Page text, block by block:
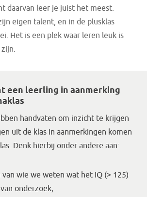
daarvan leer je juist het meest.
eigen talent, en in de plusklas
Het is een plek waar leren leuk is
een leerling in aanmerking
handvaten om inzicht te krijgen
uit de klas in aanmerkingen komen
Denk hierbij onder andere aan:
van wie we weten wat het IQ (> 125)
onderzoek;